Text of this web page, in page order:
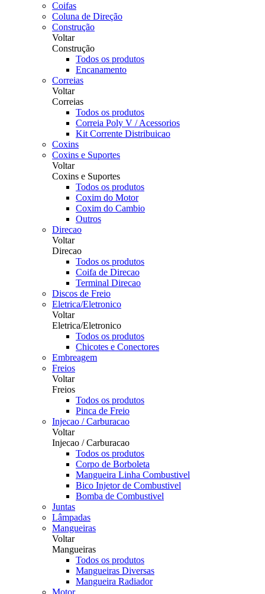
Coifas
Coluna de Direção
Construção
Voltar
Construção
Todos os produtos
Encanamento
Correias
Voltar
Correias
Todos os produtos
Correia Poly V / Acessorios
Kit Corrente Distribuicao
Coxins
Coxins e Suportes
Voltar
Coxins e Suportes
Todos os produtos
Coxim do Motor
Coxim do Cambio
Outros
Direcao
Voltar
Direcao
Todos os produtos
Coifa de Direcao
Terminal Direcao
Discos de Freio
Eletrica/Eletronico
Voltar
Eletrica/Eletronico
Todos os produtos
Chicotes e Conectores
Embreagem
Freios
Voltar
Freios
Todos os produtos
Pinca de Freio
Injecao / Carburacao
Voltar
Injecao / Carburacao
Todos os produtos
Corpo de Borboleta
Mangueira Linha Combustivel
Bico Injetor de Combustivel
Bomba de Combustivel
Juntas
Lâmpadas
Mangueiras
Voltar
Mangueiras
Todos os produtos
Mangueiras Diversas
Mangueira Radiador
Motor